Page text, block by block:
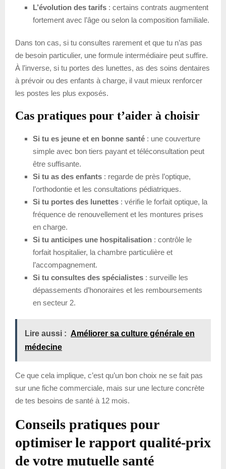
L’évolution des tarifs : certains contrats augmentent
fortement avec l’âge ou selon la composition familiale.
Dans ton cas, si tu consultes rarement et que tu n’as pas
de besoin particulier, une formule intermédiaire peut suffire.
À l’inverse, si tu portes des lunettes, as des soins dentaires
à prévoir ou des enfants à charge, il vaut mieux renforcer
les postes les plus exposés.
Cas pratiques pour t’aider à choisir
Si tu es jeune et en bonne santé : une couverture
simple avec bon tiers payant et téléconsultation peut
être suffisante.
Si tu as des enfants : regarde de près l’optique,
l’orthodontie et les consultations pédiatriques.
Si tu portes des lunettes : vérifie le forfait optique, la
fréquence de renouvellement et les montures prises
en charge.
Si tu anticipes une hospitalisation : contrôle le
forfait hospitalier, la chambre particulière et
l’accompagnement.
Si tu consultes des spécialistes : surveille les
dépassements d’honoraires et les remboursements
en secteur 2.
Lire aussi : Améliorer sa culture générale en
médecine
Ce que cela implique, c’est qu’un bon choix ne se fait pas
sur une fiche commerciale, mais sur une lecture concrète
de tes besoins de santé à 12 mois.
Conseils pratiques pour
optimiser le rapport qualité-prix
de votre mutuelle santé